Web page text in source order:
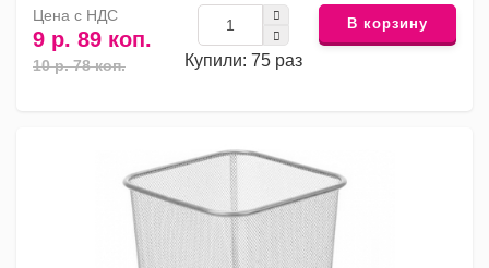
Цена с НДС
9 р. 89 коп.
10 р. 78 коп. Купили: 75 раз
В корзину